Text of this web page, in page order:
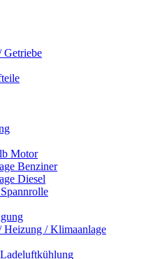
Motor
Benziner
Diesel
Heizung / Klimaanlage